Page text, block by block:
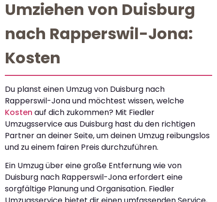
Umziehen von Duisburg
nach Rapperswil-Jona:
Kosten
Du planst einen Umzug von Duisburg nach
Rapperswil-Jona und möchtest wissen, welche
Kosten auf dich zukommen? Mit Fiedler
Umzugsservice aus Duisburg hast du den richtigen
Partner an deiner Seite, um deinen Umzug reibungslos
und zu einem fairen Preis durchzuführen.
Ein Umzug über eine große Entfernung wie von
Duisburg nach Rapperswil-Jona erfordert eine
sorgfältige Planung und Organisation. Fiedler